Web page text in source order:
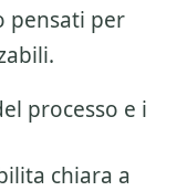
pensati per
processo e i
chiara a